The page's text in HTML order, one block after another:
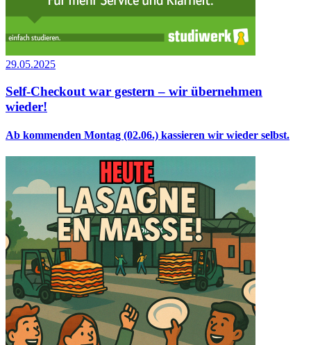
29.05.2025
Self-Checkout war gestern – wir übernehmen
wieder!
Ab kommenden Montag (02.06.) kassieren wir wieder selbst.